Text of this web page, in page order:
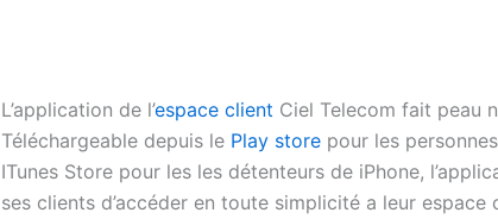
L’application de l’espace client Ciel Telecom fait peau
Téléchargeable depuis le Play store pour les
ITunes Store pour les les détenteurs de iPhone,
ses clients d’accéder en toute simplicité a leur